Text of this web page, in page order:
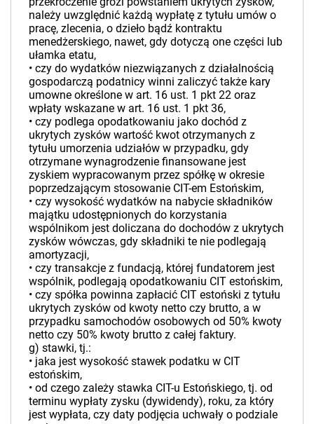
należy uwzględnić każdą wypłatę z tytułu umów o
pracę, zlecenia, o dzieło bądź kontraktu
menedżerskiego, nawet, gdy dotyczą one części lub
ułamka etatu,
•­ czy do wydatków niezwiązanych z działalnością
gospodarczą podatnicy winni zaliczyć także kary
umowne określone w art. 16 ust. 1 pkt 22 oraz
wpłaty wskazane w art. 16 ust. 1 pkt 36,
•­ czy podlega opodatkowaniu jako dochód z
ukrytych zysków wartość kwot otrzymanych z
tytułu umorzenia udziałów w przypadku, gdy
otrzymane wynagrodzenie finansowane jest
zyskiem wypracowanym przez spółkę w okresie
poprzedzającym stosowanie CIT-em Estońskim,
•­ czy wysokość wydatków na nabycie składników
majątku udostępnionych do korzystania
wspólnikom jest doliczana do dochodów z ukrytych
zysków wówczas, gdy składniki te nie podlegają
amortyzacji,
•­ czy transakcje z fundacją, której fundatorem jest
wspólnik, podlegają opodatkowaniu CIT estońskim,
•­ czy spółka powinna zapłacić CIT estoński z tytułu
ukrytych zysków od kwoty netto czy brutto, a w
przypadku samochodów osobowych od 50% kwoty
netto czy 50% kwoty brutto z całej faktury.
g) stawki, tj.:
•­ jaka jest wysokość stawek podatku w CIT
estońskim,
•­ od czego zależy stawka CIT-u Estońskiego, tj. od
terminu wypłaty zysku (dywidendy), roku, za który
jest wypłata, czy daty podjęcia uchwały o podziale